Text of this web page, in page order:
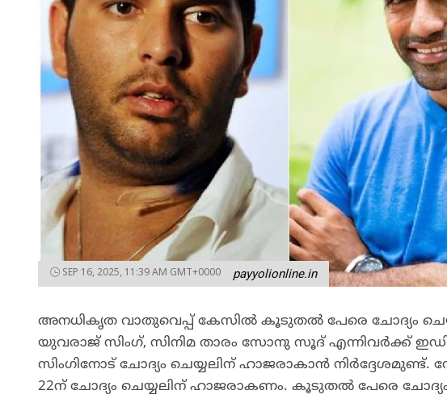
SEP 16, 2025, 11:39 AM GMT+0000 payyolionline.in
അനധികൃത വാതുവെപ്പ് കേസിൽ കൂടുതൽ പേരെ ചോദ്യം
യുവരാജ് സിംഗ്, സിനിമ താരം സോനു സൂദ് എന്നിവർക്ക്
സിംഗിനോട് ചോദ്യം ചെയ്യലിന് ഹാജരാകാൻ
22ന് ചോദ്യം ചെയ്യലിന് ഹാജരാകണം. കൂടുതല്‍ പേരെ ചോദ്യം